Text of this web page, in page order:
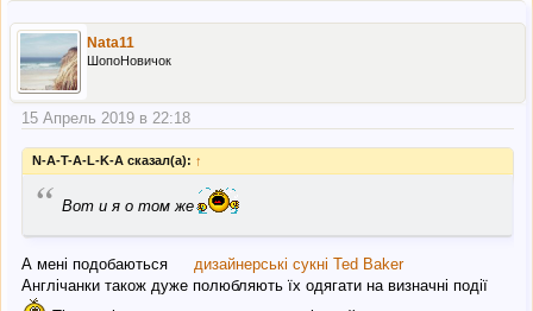
Nata11
ШопоНовичок
15 Апрель 2019 в 22:18
N-A-T-A-L-K-A сказал(а): ↑
“ Вот и я о том же
А мені подобаються
дизайнерські сукні Ted Baker
Англічанки також дуже полюбляють їх одягати на визначні події